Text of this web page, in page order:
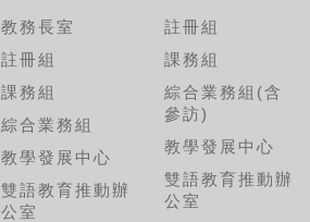
教務長室
註冊組
課務組
綜合業務組
教學發展中心
雙語教育推動辦
公室
註冊組
課務組
綜合業務組(含
參訪)
教學發展中心
雙語教育推動辦
公室